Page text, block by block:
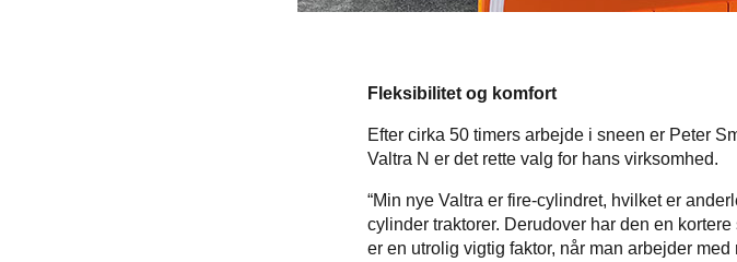
Fleksibilitet og komfort
Efter cirka 50 timers arbejde i sneen er Peter
Valtra N er det rette valg for hans virksomhed.
“Min nye Valtra er fire-cylindret, hvilket er
cylinder traktorer. Derudover har den en
er en utrolig vigtig faktor, når man arbejder med